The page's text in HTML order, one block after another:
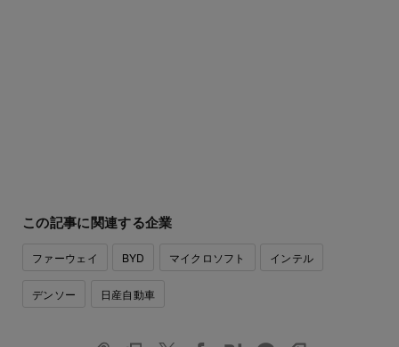
この記事に関連する企業
ファーウェイ BYD マイクロソフト インテル
デンソー 日産自動車